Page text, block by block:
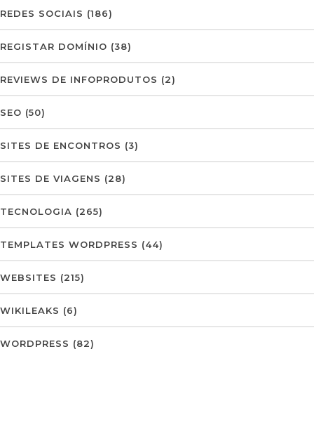
REDES SOCIAIS (186)
REGISTAR DOMÍNIO (38)
REVIEWS DE INFOPRODUTOS (2)
SEO (50)
SITES DE ENCONTROS (3)
SITES DE VIAGENS (28)
TECNOLOGIA (265)
TEMPLATES WORDPRESS (44)
WEBSITES (215)
WIKILEAKS (6)
WORDPRESS (82)